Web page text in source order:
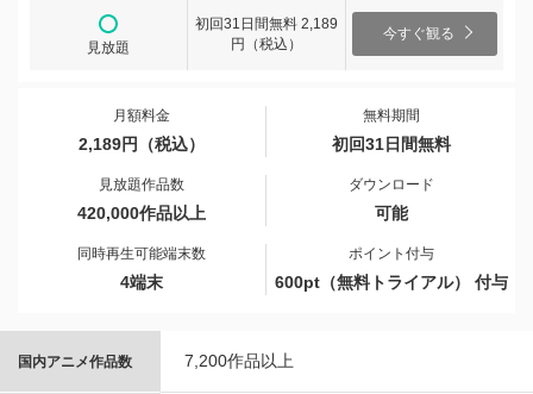
見放題
初回31日間無料 2,189
円（税込）
今すぐ観る
月額料金
2,189円（税込）
無料期間
初回31日間無料
見放題作品数
420,000作品以上
ダウンロード
可能
同時再生可能端末数
4端末
ポイント付与
600pt（無料トライアル） 付与
国内アニメ作品数 7,200作品以上